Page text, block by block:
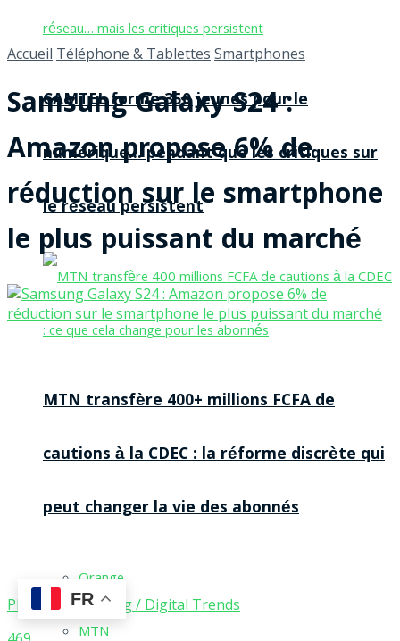
CAMTEL forme 350 jeunes pour le
numérique… pendant que les critiques sur
le réseau persistent
MTN transfère 400+ millions FCFA de
cautions à la CDEC : la réforme discrète qui
peut changer la vie des abonnés
Orange
MTN
Accueil Téléphone & Tablettes Smartphones
Samsung Galaxy S24 :
Amazon propose 6% de
réduction sur le smartphone
le plus puissant du marché
Photo : Joe Maring / Digital Trends
FR